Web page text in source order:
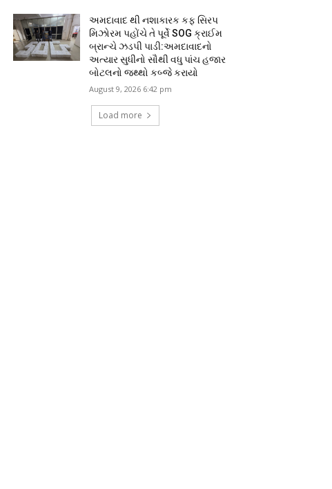
અમદાવાદ થી નશાકારક કફ સિરપ
મિઝોરમ પહોંચે તે પૂર્વે SOG ક્રાઈમ
બ્રાન્ચે ઝડપી પાડી:અમદાવાદનો
અત્યાર સુધીનો સૌથી વધુ પાંચ હજાર
બોટલનો જથ્થો કબ્જે કરાયો
August 9, 2026 6:42 pm
Load more